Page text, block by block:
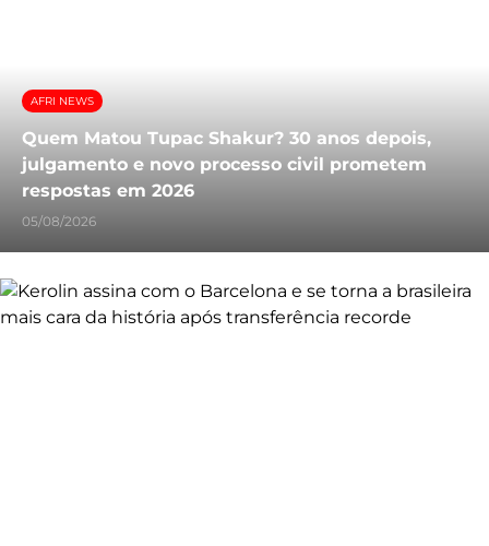
AFRI NEWS
Quem Matou Tupac Shakur? 30 anos depois,
julgamento e novo processo civil prometem
respostas em 2026
05/08/2026